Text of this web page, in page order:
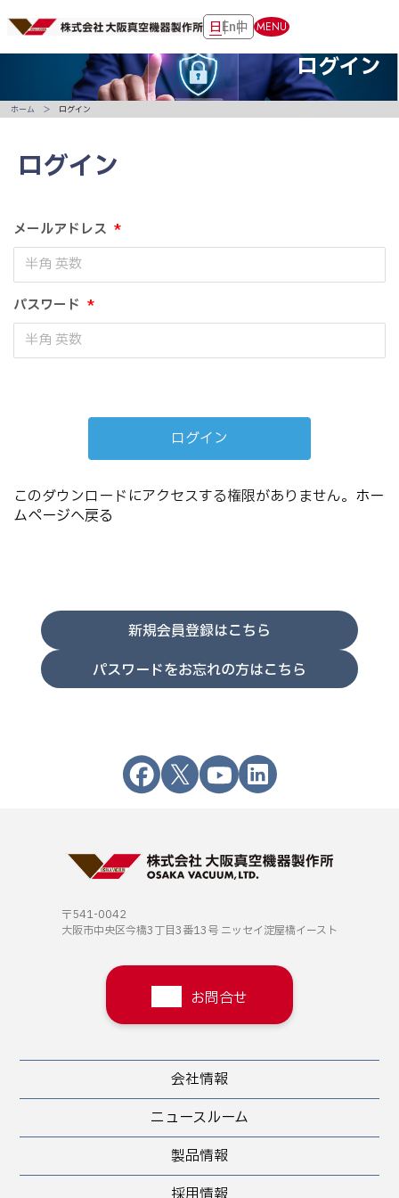
日En中 MENU
ログイン
ログイン
メールアドレス *
パスワード *
このダウンロードにアクセスする権限がありません。 ホー
ムページへ戻る
新規会員登録はこちら
パスワードをお忘れの方はこちら
ホーム ログイン
〒541-0042
大阪市中央区今橋3丁目3番13号 ニッセイ淀屋橋イースト
お問合せ
会社情報
ニュースルーム
製品情報